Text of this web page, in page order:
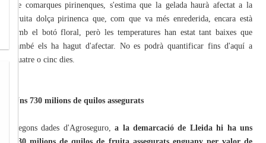
de comarques pirinenques, s'estima que la gelada haurà afectat a la
fruita dolça pirinenca que, com que va més enrederida, encara està
amb el botó floral, però les temperatures han estat tant baixes que
també els ha hagut d'afectar. No es podrà quantificar fins d'aquí a
quatre o cinc dies.
Uns 730 milions de quilos assegurats
Segons dades d'Agroseguro,a la demarcació de Lleida hi ha uns